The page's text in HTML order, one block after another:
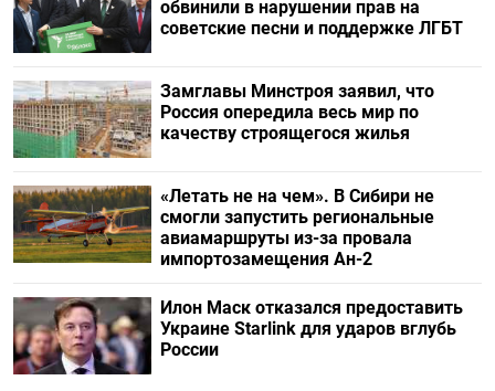
обвинили в нарушении прав на
советские песни и поддержке ЛГБТ
Замглавы Минстроя заявил, что
Россия опередила весь мир по
качеству строящегося жилья
«Летать не на чем». В Сибири не
смогли запустить региональные
авиамаршруты из-за провала
импортозамещения Ан-2
Илон Маск отказался предоставить
Украине Starlink для ударов вглубь
России